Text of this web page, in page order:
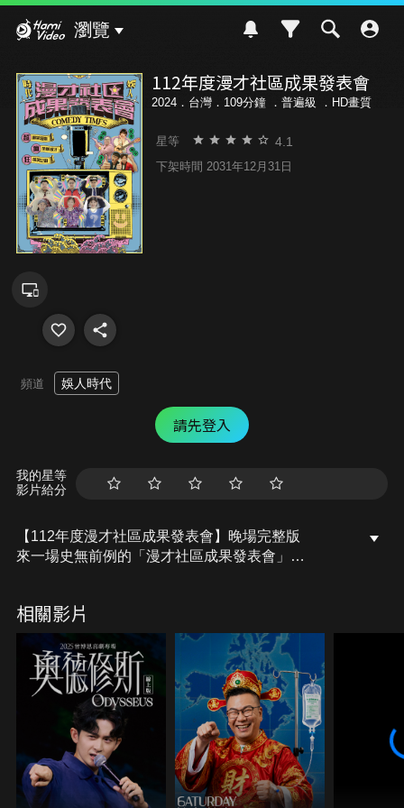
瀏覽
112年度漫才社區成果發表會
2024．台灣．109分鐘 ． 普遍級 ．HD畫質
星等 4.1
下架時間 2031年12月31日
頻道 娛人時代
請先登入
我的星等
影片給分
【112年度漫才社區成果發表會】晚場完整版
來一場史無前例的「漫才社區成果發表會」
今年由娛人時代承辦
漫才師的成果發表會
到底會做什麼呢？
全新漫才 x 爆笑短劇
社區搞笑企劃 x 超級大來賓
｜娛人時代大樓住戶｜
總幹事 靖兒
大舅舅 喜德
相關影片